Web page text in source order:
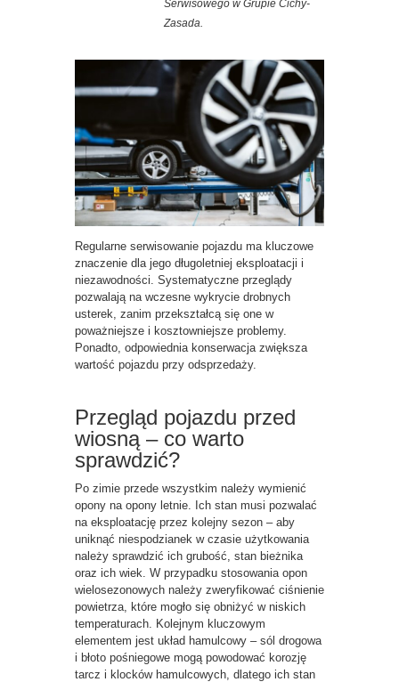
Serwisowego w Grupie Cichy-
Zasada.
Regularne serwisowanie pojazdu ma kluczowe
znaczenie dla jego długoletniej eksploatacji i
niezawodności. Systematyczne przeglądy
pozwalają na wczesne wykrycie drobnych
usterek, zanim przekształcą się one w
poważniejsze i kosztowniejsze problemy.
Ponadto, odpowiednia konserwacja zwiększa
wartość pojazdu przy odsprzedaży.
Przegląd pojazdu przed
wiosną – co warto
sprawdzić?
Po zimie przede wszystkim należy wymienić
opony na opony letnie. Ich stan musi pozwalać
na eksploatację przez kolejny sezon – aby
uniknąć niespodzianek w czasie użytkowania
należy sprawdzić ich grubość, stan bieżnika
oraz ich wiek. W przypadku stosowania opon
wielosezonowych należy zweryfikować ciśnienie
powietrza, które mogło się obniżyć w niskich
temperaturach. Kolejnym kluczowym
elementem jest układ hamulcowy – sól drogowa
i błoto pośniegowe mogą powodować korozję
tarcz i klocków hamulcowych, dlatego ich stan